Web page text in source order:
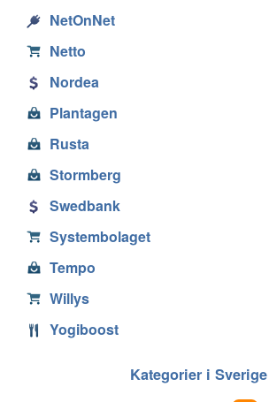
NetOnNet
Netto
Nordea
Plantagen
Rusta
Stormberg
Swedbank
Systembolaget
Tempo
Willys
Yogiboost
Kategorier i Sverige